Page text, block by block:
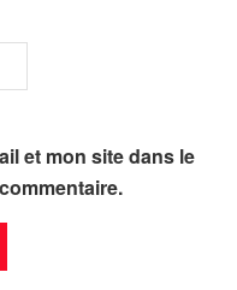
et mon site dans le